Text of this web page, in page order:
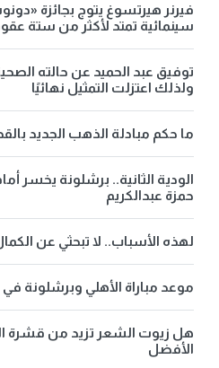
فيرنر هيرتسوغ يتوج بجائزة
سينمائية تمتد لأكثر من ستة
توفيق عبد الحميد عن حالته
ولذلك اعتزلت التمثيل نهائيًا
ما حكم مبادلة الذهب الجديد
الودية الثانية.. برشلونة يخسر
حمزة عبدالكريم
لهذه الأسباب.. لا تبحثي عن
موعد مباراة الأهلي وبرشلونة
هل زيوت الشعر تزيد من قشرة
الأفضل